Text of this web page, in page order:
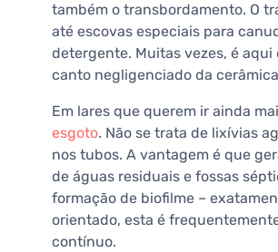
também o transbordamento. O
até escovas especiais para
detergente. Muitas vezes, é
canto negligenciado da
Em lares que querem ir ainda
esgoto. Não se trata de lixívias
nos tubos. A vantagem é que
de águas residuais e fossas
formação de biofilme –
orientado, esta é
contínuo.